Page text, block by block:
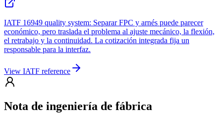
IATF 16949 quality system: Separar FPC y arnés puede parecer
económico, pero traslada el problema al ajuste mecánico, la flexión,
el retrabajo y la continuidad. La cotización integrada fija un
responsable para la interfaz.
View IATF reference
Nota de ingeniería de fábrica